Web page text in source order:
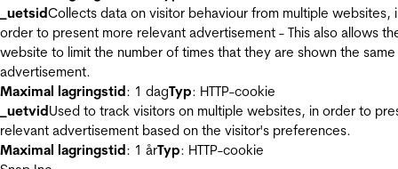
_uetsidCollects data on visitor behaviour from multiple websites,
order to present more relevant advertisement - This also allows
website to limit the number of times that they are shown the same
advertisement.
Maximal lagringstid: 1 dagTyp: HTTP-cookie
_uetvidUsed to track visitors on multiple websites, in order to
relevant advertisement based on the visitor's preferences.
Maximal lagringstid: 1 årTyp: HTTP-cookie